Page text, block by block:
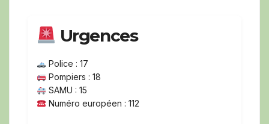
Urgences
Police : 17
Pompiers : 18
SAMU : 15
Numéro européen : 112